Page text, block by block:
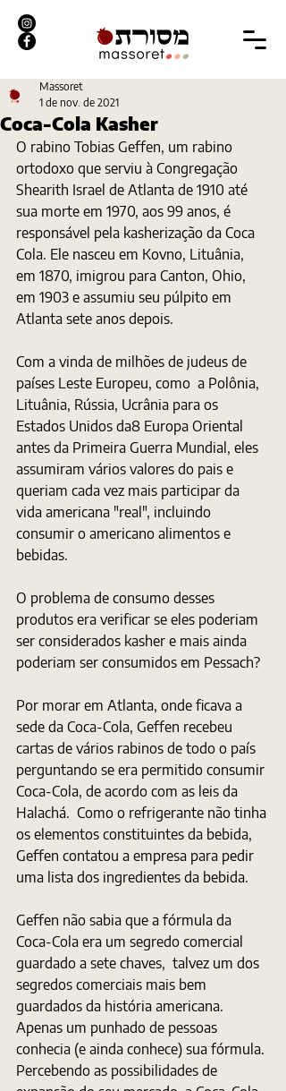
Coca-Cola Kasher
Massoret
1 de nov. de 2021
O rabino Tobias Geffen, um rabino
ortodoxo que serviu à Congregação
Shearith Israel de Atlanta de 1910 até
sua morte em 1970, aos 99 anos, é
responsável pela kasherização da Coca
Cola. Ele nasceu em Kovno, Lituânia,
em 1870, imigrou para Canton, Ohio,
em 1903 e assumiu seu púlpito em
Atlanta sete anos depois.
Com a vinda de milhões de judeus de
países Leste Europeu, como  a Polônia,
Lituânia, Rússia, Ucrânia para os
Estados Unidos da8 Europa Oriental
antes da Primeira Guerra Mundial, eles
assumiram vários valores do pais e
queriam cada vez mais participar da
vida americana "real", incluindo
consumir o americano alimentos e
bebidas.
O problema de consumo desses
produtos era verificar se eles poderiam
ser considerados kasher e mais ainda
poderiam ser consumidos em Pessach?
Por morar em Atlanta, onde ficava a
sede da Coca-Cola, Geffen recebeu
cartas de vários rabinos de todo o país
perguntando se era permitido consumir
Coca-Cola, de acordo com as leis da
Halachá.  Como o refrigerante não tinha
os elementos constituintes da bebida,
Geffen contatou a empresa para pedir
uma lista dos ingredientes da bebida.
Geffen não sabia que a fórmula da
Coca-Cola era um segredo comercial
guardado a sete chaves,  talvez um dos
segredos comerciais mais bem
guardados da história americana.
Apenas um punhado de pessoas
conhecia (e ainda conhece) sua fórmula.
Percebendo as possibilidades de